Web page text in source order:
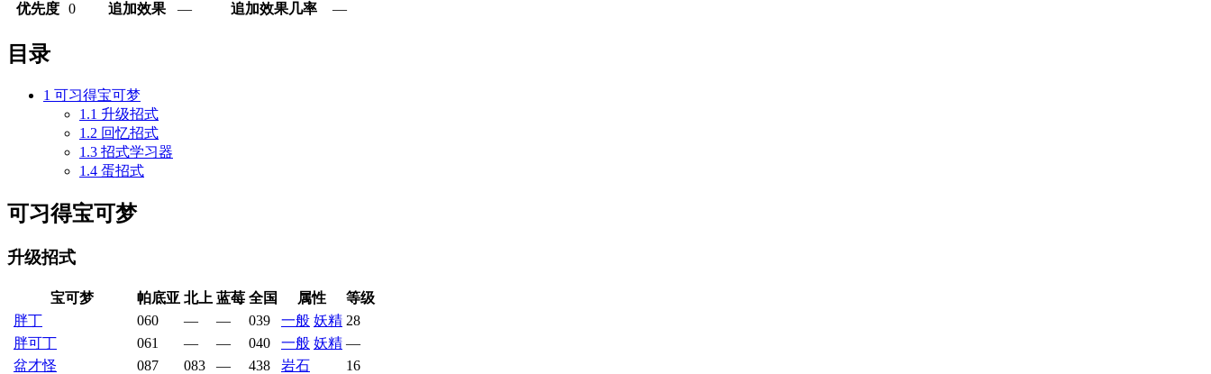
优先度
0 追加效果 — 追加效果几率 —
目录
1 可习得宝可梦
1.1 升级招式
1.2 回忆招式
1.3 招式学习器
1.4 蛋招式
可习得宝可梦
升级招式
宝可梦 帕底亚 北上 蓝莓 全国 属性
等级
胖丁
060 — — 039 一般 妖精 28
胖可丁
061 — — 040 一般 妖精 —
盆才怪
087 083 — 438 岩石
16